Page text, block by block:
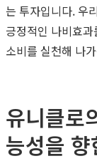
는 투자입니다. 우
긍정적인 나비효
소비를 실천해 나
유니클로
능성을 향